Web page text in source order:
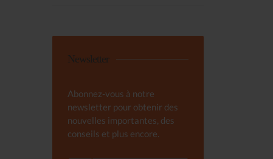
Newsletter
Abonnez-vous à notre
newsletter pour obtenir des
nouvelles importantes, des
conseils et plus encore.